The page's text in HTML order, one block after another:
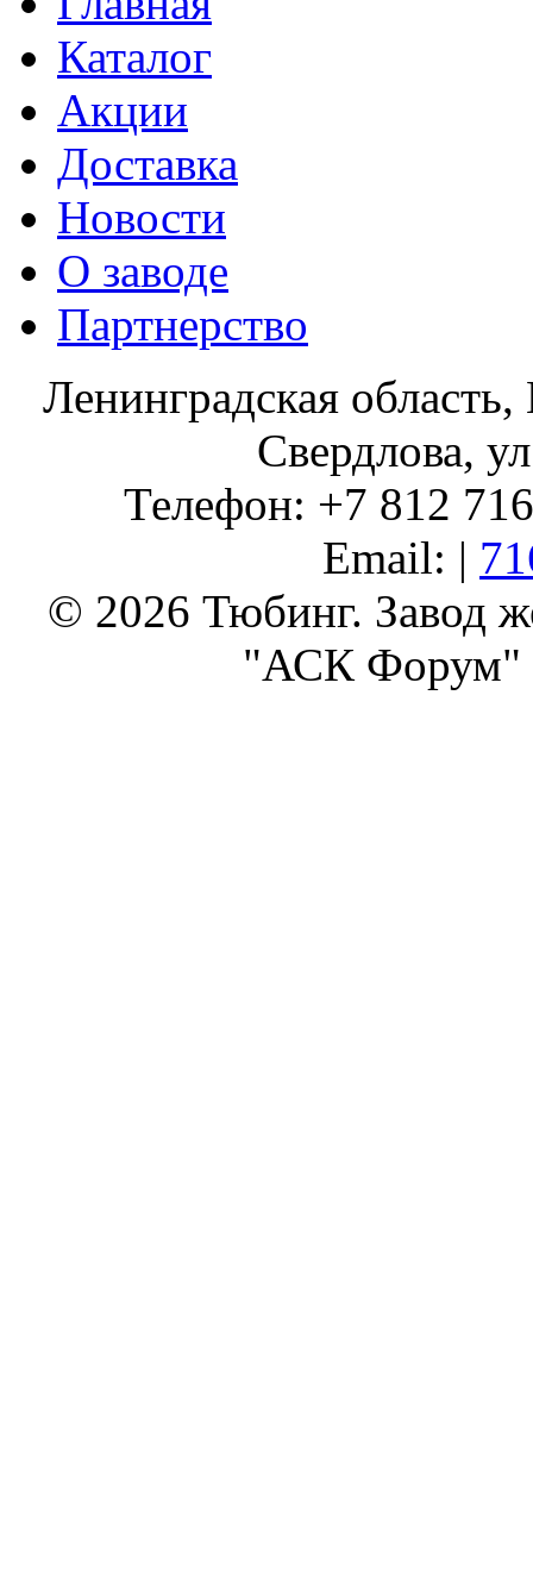
Каталог
Акции
Доставка
Новости
О заводе
Партнерство
Ленинградская
Свердлова,
Телефон: +7 812
Email: |
© 2026 Тюбинг. Завод
"АСК Форум"